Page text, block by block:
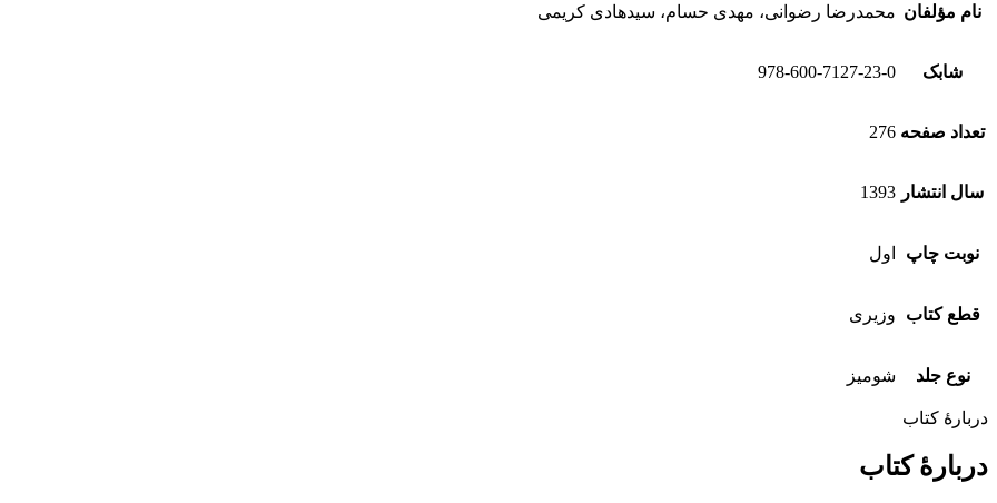
نام مؤلفان محمدرضا رضوانی، مهدی حسام، سیدهادی کریمی
شابک 978-600-7127-23-0
تعداد صفحه 276
سال انتشار 1393
نوبت چاپ اول
قطع کتاب وزیری
نوع جلد شومیز
دربارهٔ کتاب
دربارهٔ کتاب